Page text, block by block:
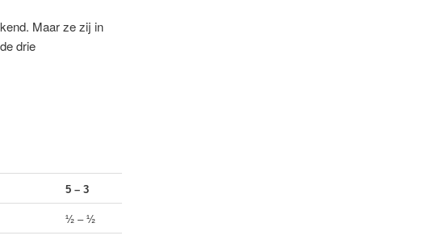
Maar ze zij in
drie
5 – 3
½ – ½